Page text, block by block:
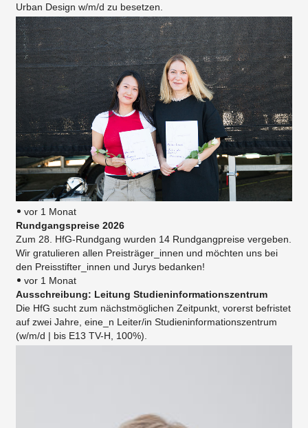
Urban Design w/m/d zu besetzen.
vor 1 Monat
Rundgangspreise 2026
Zum 28. HfG-Rundgang wurden 14 Rundgangpreise vergeben.
Wir gratulieren allen Preisträger_innen und möchten uns bei
den Preisstifter_innen und Jurys bedanken!
vor 1 Monat
Ausschreibung: Leitung Studieninformationszentrum
Die HfG sucht zum nächstmöglichen Zeitpunkt, vorerst befristet
auf zwei Jahre, eine_n Leiter/in Studieninformationszentrum
(w/m/d | bis E13 TV-H, 100%).